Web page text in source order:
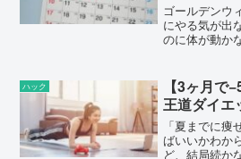
ゴールデンウ
にやる気が出
のに体が動か
なんだろう
ホを見ながら
ハック
【3ヶ月で
王道ダイエ
「夏までに
ばいいかわか
ど、結局続か